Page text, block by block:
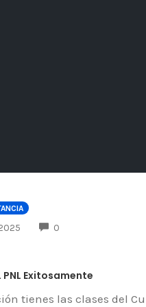
0
PNL Exitosamente
tienes las clases del